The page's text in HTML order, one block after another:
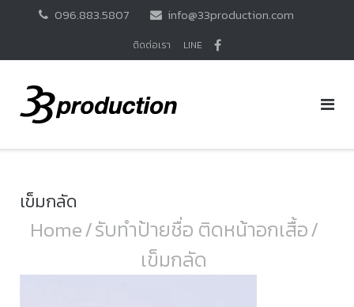
096.883.5807 info@33production.com
ติดต่อเรา LINE
เข็มกลัด
Home/รับทำป้ายชื่อ ติดหน้าอกเสื้อ/
เข็มกลัด